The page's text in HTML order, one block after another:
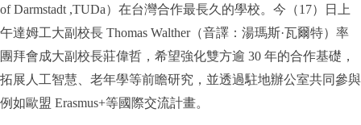
of Darmstadt ,TUDa）在台灣合作最長久的學校。今（17）日上
午達姆工大副校長 Thomas Walther（音譯：湯瑪斯·瓦爾特）率
團拜會成大副校長莊偉哲，希望強化雙方逾 30 年的合作基礎，
拓展人工智慧、老年學等前瞻研究，並透過駐地辦公室共同參與
例如歐盟 Erasmus+等國際交流計畫。